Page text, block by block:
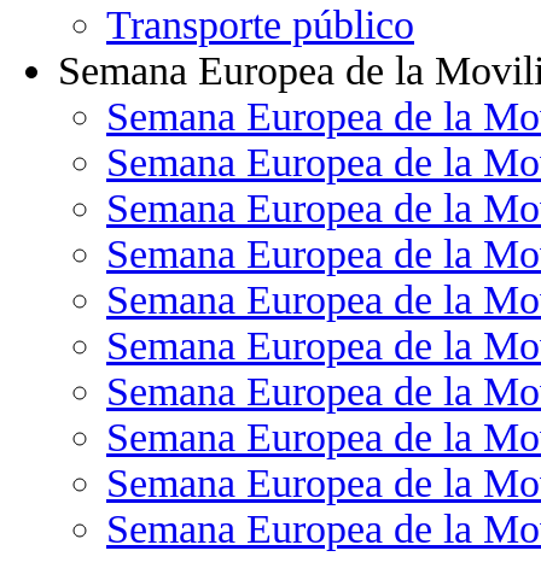
Transporte público
Semana Europea de la
Semana Europea de la
Semana Europea de la
Semana Europea de la
Semana Europea de la
Semana Europea de la
Semana Europea de la
Semana Europea de la
Semana Europea de la
Semana Europea de la
Semana Europea de la